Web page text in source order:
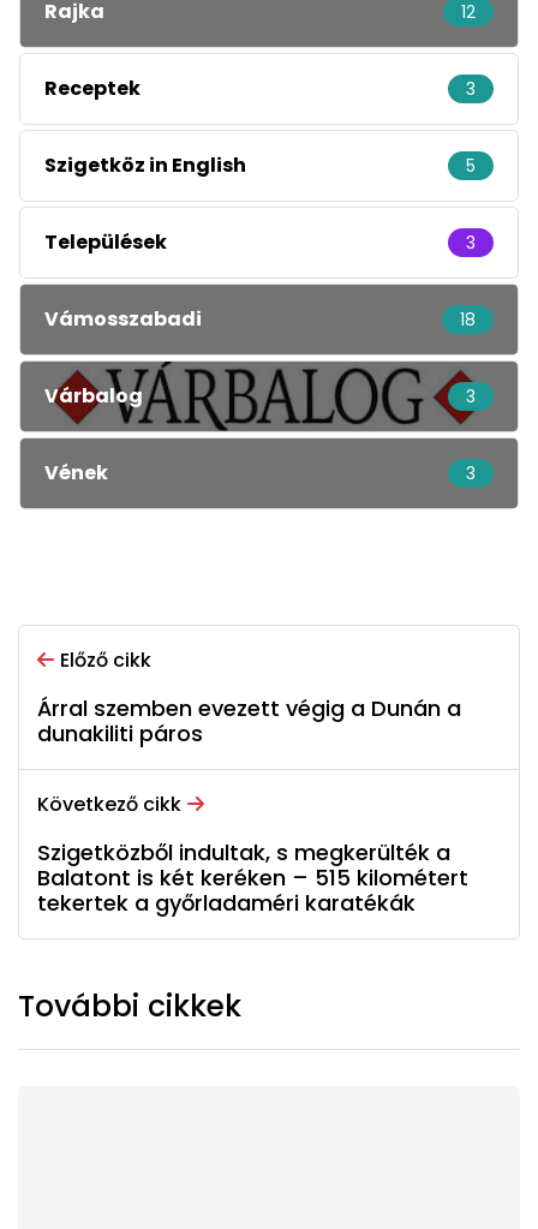
Rajka 12
Receptek 3
Szigetköz in English 5
Települések 3
Vámosszabadi 18
Várbalog 3
Vének 3
Előző cikk
Árral szemben evezett végig a Dunán a
dunakiliti páros
Következő cikk
Szigetközből indultak, s megkerülték a
Balatont is két keréken – 515 kilométert
tekertek a győrladaméri karatékák
További cikkek